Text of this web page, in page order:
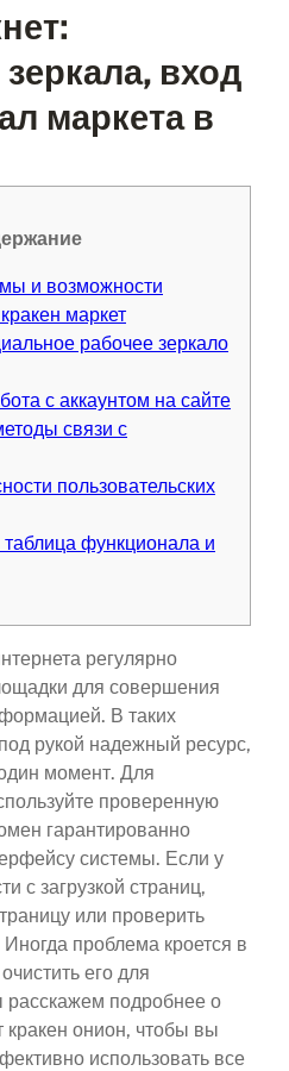
вход
маркета в
и возможности
маркет
рабочее зеркало
с аккаунтом на сайте
связи с
пользовательских
функционала и
регулярно
для совершения
В таких
рукой надежный ресурс,
момент. Для
проверенную
гарантированно
системы. Если у
с загрузкой страниц,
или проверить
проблема кроется в
его для
подробнее о
кракен онион, чтобы вы
использовать все